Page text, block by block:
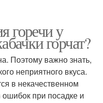
горечи у
горчат?
Поэтому важно знать,
неприятного вкуса.
в некачественном
при посадке и